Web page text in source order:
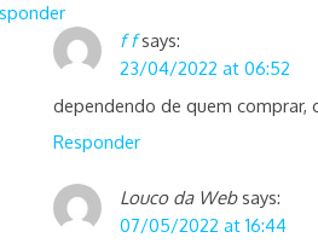
f f says:
23/04/2022 at 06:52
dependendo de quem comprar,
Responder
Louco da Web says:
07/05/2022 at 16:44